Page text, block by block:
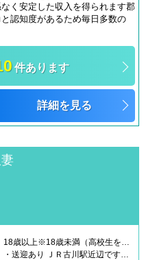
く安定した収入を得られます郡
認知度があるため毎日多数の
件あります
詳細を見る